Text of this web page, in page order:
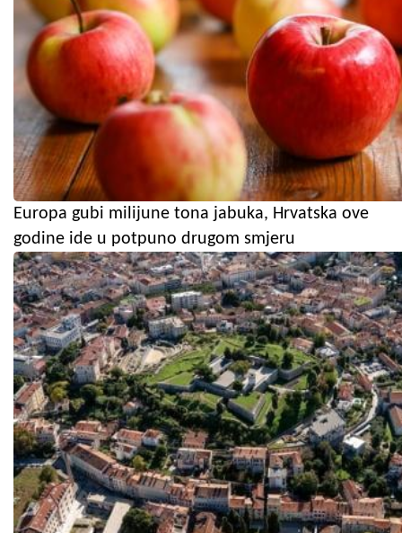
Europa gubi milijune tona jabuka, Hrvatska ove
godine ide u potpuno drugom smjeru